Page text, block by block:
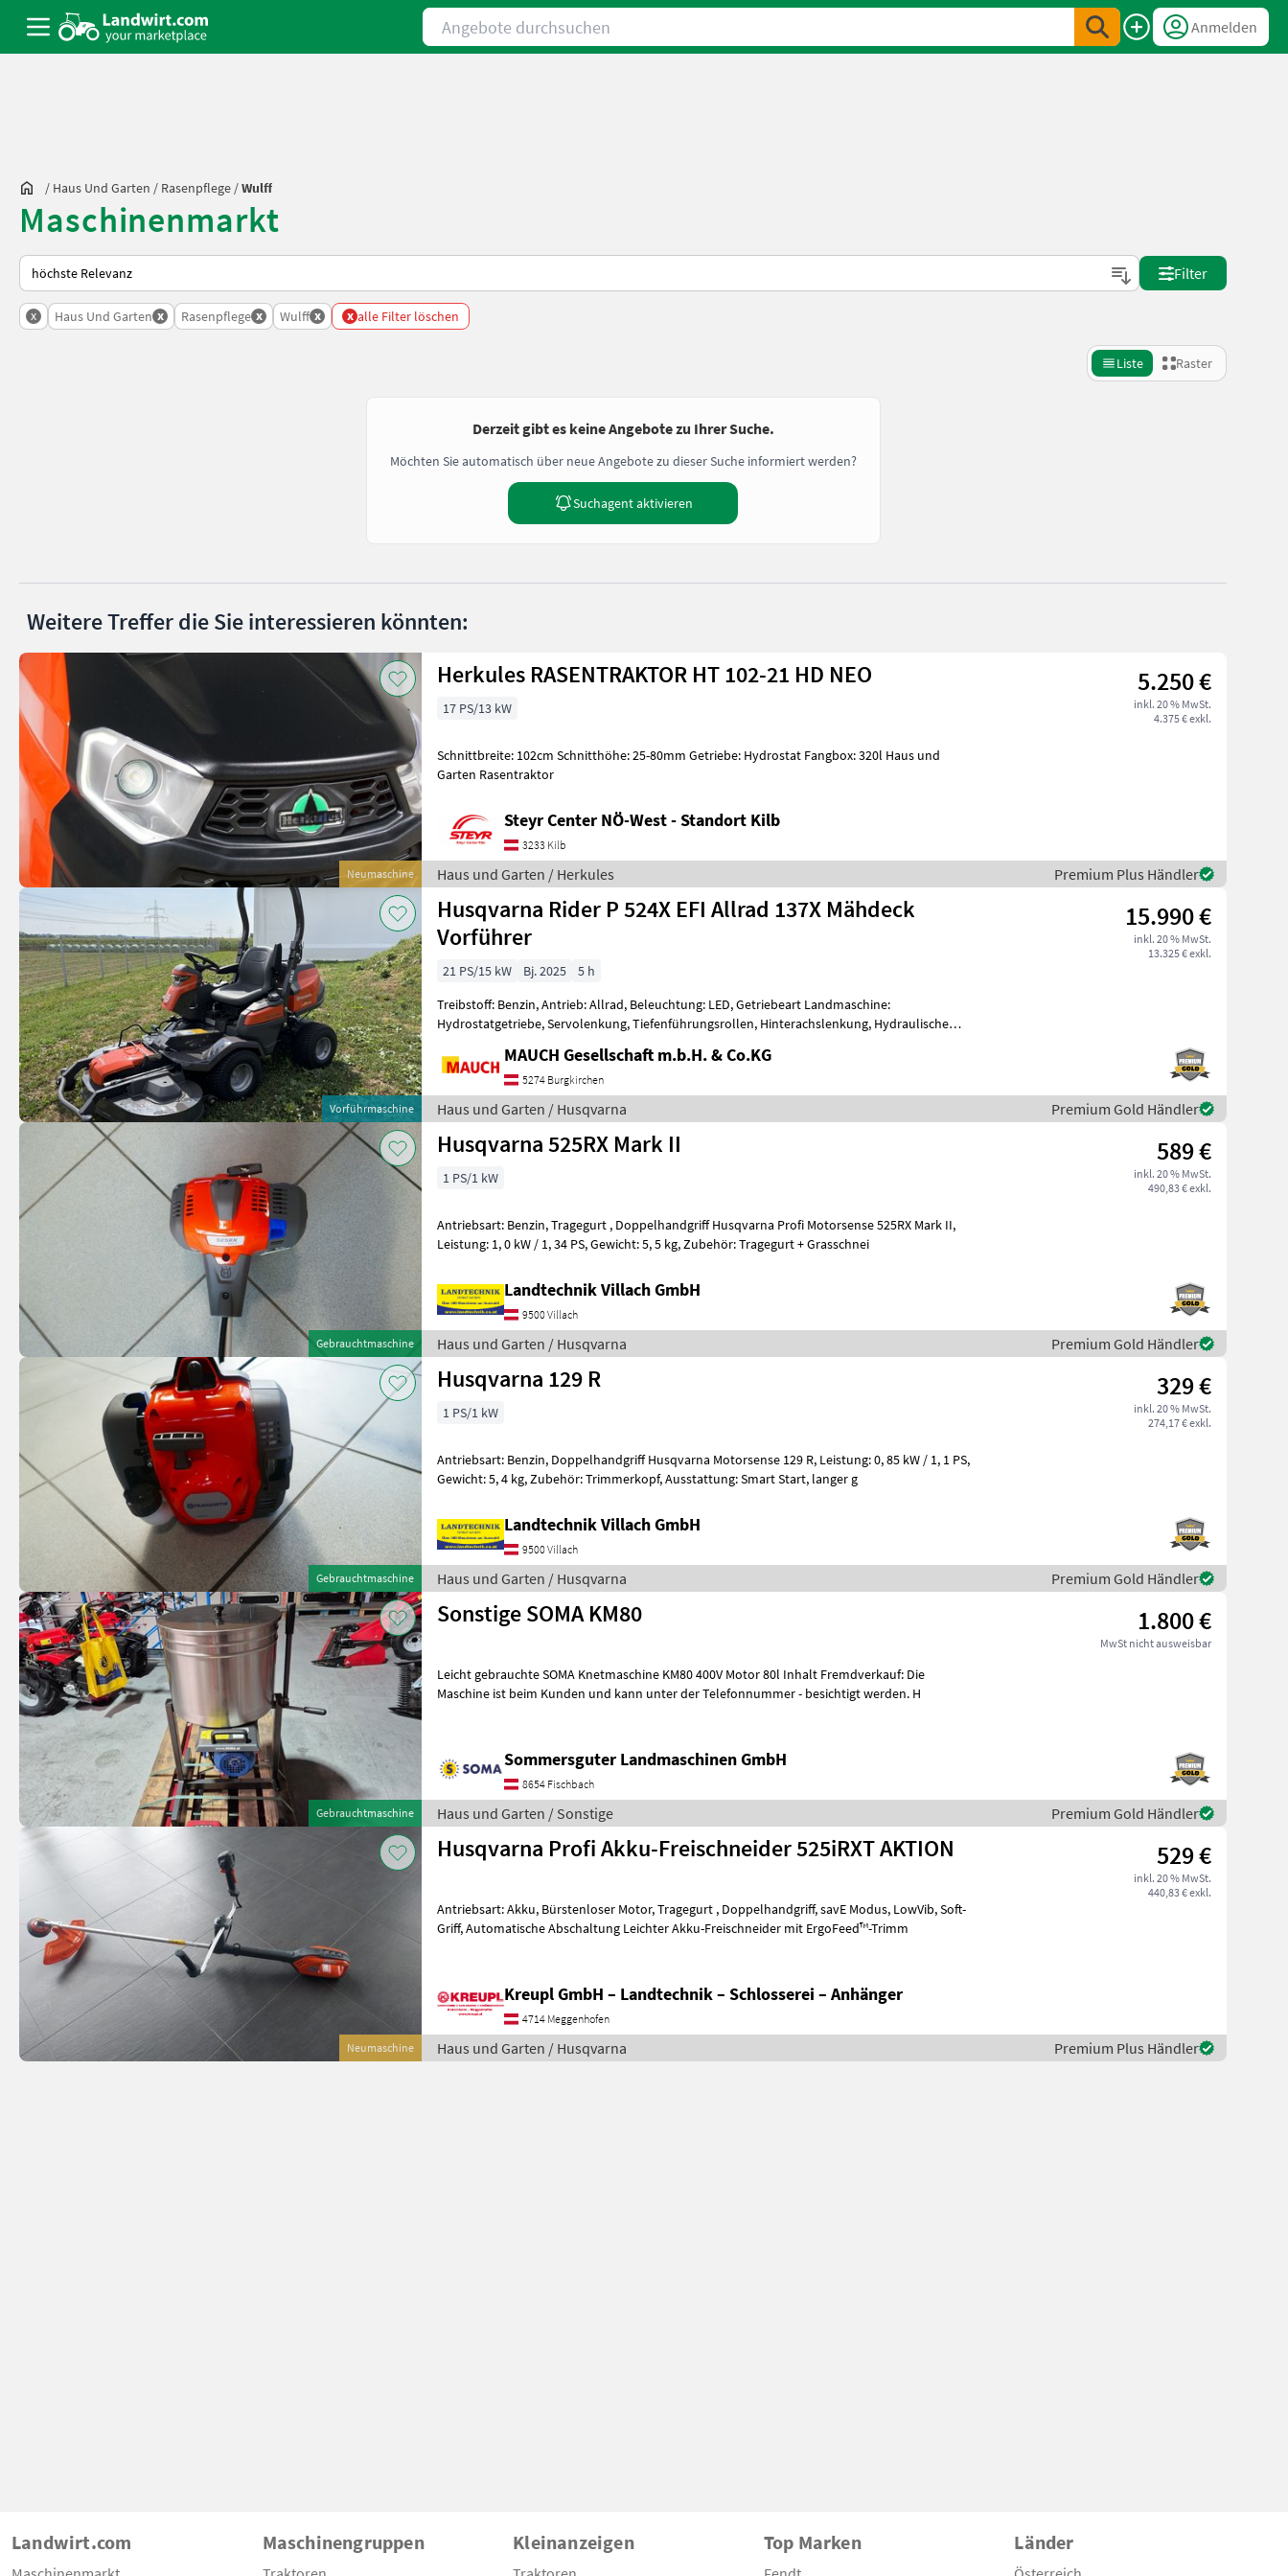
Angebote durchsuchen
Anmelden
/ Haus Und Garten / Rasenpflege /Wulff
Maschinenmarkt
So wird auf Landwirt.com sortiert
Filter
x Haus Und Garten x Rasenpflege x Wulff x x alle Filter löschen
Liste Raster
Derzeit gibt es keine Angebote zu Ihrer Suche.
Möchten Sie automatisch über neue Angebote zu dieser Suche informiert werden?
Suchagent aktivieren
Weitere Treffer die Sie interessieren könnten:
Neumaschine
Herkules RASENTRAKTOR HT 102-21 HD NEO 5.250 €
inkl. 20 % MwSt.
4.375 € exkl.
17 PS/13 kW
Schnittbreite: 102cm Schnitthöhe: 25-80mm Getriebe: Hydrostat Fangbox: 320l Haus und
Garten Rasentraktor
Steyr Center NÖ-West - Standort Kilb
3233 Kilb
Haus und Garten / Herkules Premium Plus Händler
Vorführmaschine
Husqvarna Rider P 524X EFI Allrad 137X Mähdeck
Vorführer
15.990 €
inkl. 20 % MwSt.
13.325 € exkl.
21 PS/15 kW Bj. 2025
5 h
Treibstoff: Benzin, Antrieb: Allrad, Beleuchtung: LED, Getriebeart Landmaschine:
Hydrostatgetriebe, Servolenkung, Tiefenführungsrollen, Hinterachslenkung, Hydraulische
MAUCH Gesellschaft m.b.H. & Co.KG
5274 Burgkirchen
Haus und Garten / Husqvarna Premium Gold Händler
Gebrauchtmaschine
Husqvarna 525RX Mark II 589 €
inkl. 20 % MwSt.
490,83 € exkl.
1 PS/1 kW
Antriebsart: Benzin, Tragegurt , Doppelhandgriff Husqvarna Profi Motorsense 525RX Mark II,
Leistung: 1, 0 kW / 1, 34 PS, Gewicht: 5, 5 kg, Zubehör: Tragegurt + Grasschnei
Landtechnik Villach GmbH
9500 Villach
Haus und Garten / Husqvarna Premium Gold Händler
Gebrauchtmaschine
Husqvarna 129 R 329 €
inkl. 20 % MwSt.
274,17 € exkl.
1 PS/1 kW
Antriebsart: Benzin, Doppelhandgriff Husqvarna Motorsense 129 R, Leistung: 0, 85 kW / 1, 1 PS,
Gewicht: 5, 4 kg, Zubehör: Trimmerkopf, Ausstattung: Smart Start, langer g
Landtechnik Villach GmbH
9500 Villach
Haus und Garten / Husqvarna Premium Gold Händler
Gebrauchtmaschine
Sonstige SOMA KM80 1.800 €
MwSt nicht ausweisbar
Leicht gebrauchte SOMA Knetmaschine KM80 400V Motor 80l Inhalt Fremdverkauf: Die
Maschine ist beim Kunden und kann unter der Telefonnummer - besichtigt werden. H
Sommersguter Landmaschinen GmbH
8654 Fischbach
Haus und Garten / Sonstige Premium Gold Händler
Neumaschine
Husqvarna Profi Akku-Freischneider 525iRXT AKTION 529 €
inkl. 20 % MwSt.
440,83 € exkl.
Antriebsart: Akku, Bürstenloser Motor, Tragegurt , Doppelhandgriff, savE Modus, LowVib, Soft-
Griff, Automatische Abschaltung Leichter Akku-Freischneider mit ErgoFeed™-Trimm
Kreupl GmbH – Landtechnik – Schlosserei – Anhänger
4714 Meggenhofen
Haus und Garten / Husqvarna Premium Plus Händler
Landwirt.com Maschinengruppen Kleinanzeigen Top Marken Länder